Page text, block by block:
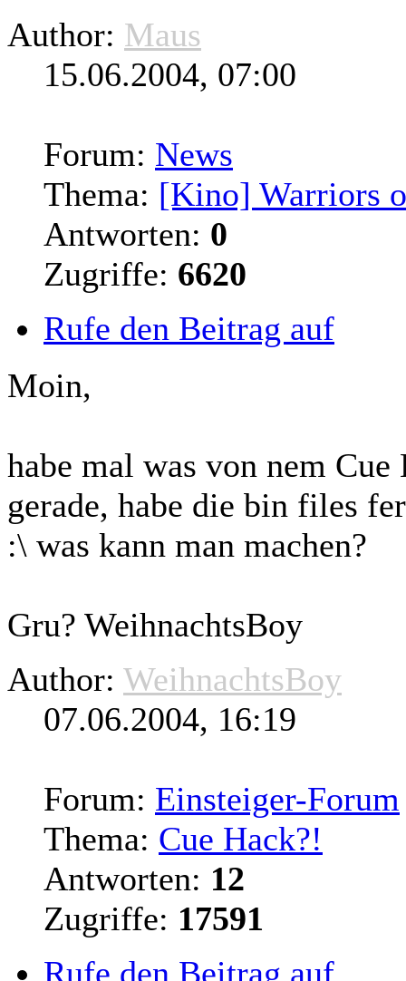
Author: Maus
15.06.2004, 07:00
Forum: News
Thema: [Kino] Warriors
Antworten: 0
Zugriffe: 6620
Rufe den Beitrag auf
Moin,
habe mal was von nem
gerade, habe die bin files
:\ was kann man machen?
Gru? WeihnachtsBoy
Author: WeihnachtsBoy
07.06.2004, 16:19
Forum: Einsteiger-Forum
Thema: Cue Hack?!
Antworten: 12
Zugriffe: 17591
Rufe den Beitrag auf